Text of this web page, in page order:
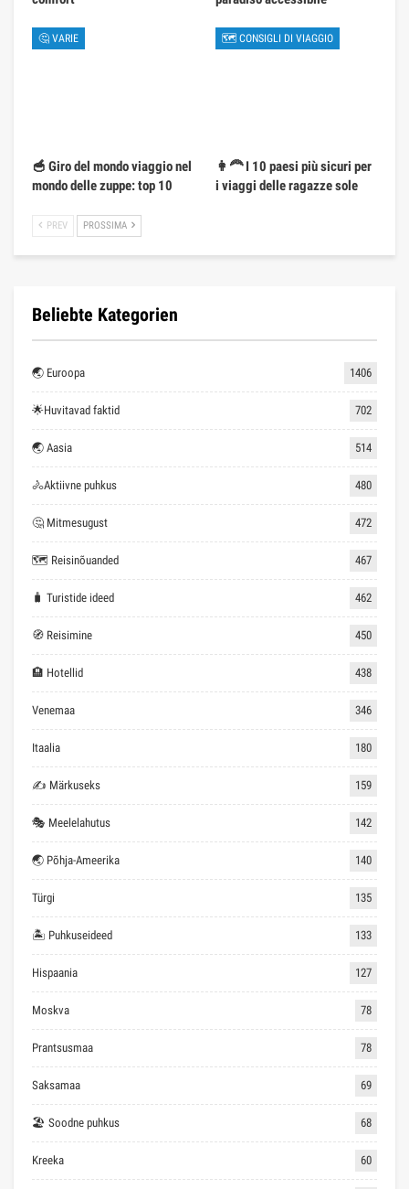
🤔 VARIE
🥣 Giro del mondo viaggio nel
mondo delle zuppe: top 10
🗺 CONSIGLI DI VIAGGIO
👩‍🦰 I 10 paesi più sicuri per
i viaggi delle ragazze sole
PREV PROSSIMA
Beliebte Kategorien
🌏 Euroopa 1406
🌟Huvitavad faktid 702
🌏 Aasia 514
🚴Aktiivne puhkus 480
🤔 Mitmesugust 472
🗺 Reisinõuanded 467
🧳 Turistide ideed 462
🧭 Reisimine 450
🏨 Hotellid 438
Venemaa 346
Itaalia 180
✍ Märkuseks 159
🎭 Meelelahutus 142
🌏 Põhja-Ameerika 140
Türgi 135
🏝 Puhkuseideed 133
Hispaania 127
Moskva 78
Prantsusmaa 78
Saksamaa 69
🏖 Soodne puhkus 68
Kreeka 60